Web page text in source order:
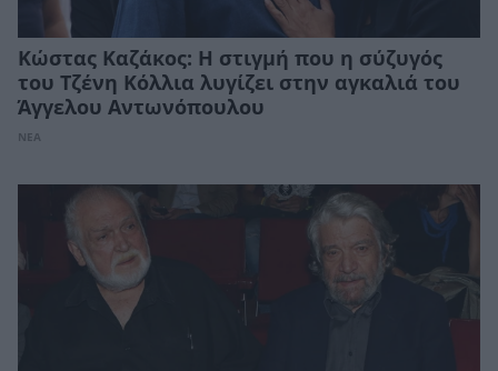
Κώστας Καζάκος: Η στιγμή που η σύζυγός
του Τζένη Κόλλια λυγίζει στην αγκαλιά του
Άγγελου Αντωνόπουλου
ΝΕΑ